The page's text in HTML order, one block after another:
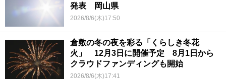
発表 岡山県
2026/8/6(木)17:50
倉敷の冬の夜を彩る「くらしき冬花
火」 12月3日に開催予定 8月1日から
クラウドファンディングも開始
2026/8/6(木)17:41